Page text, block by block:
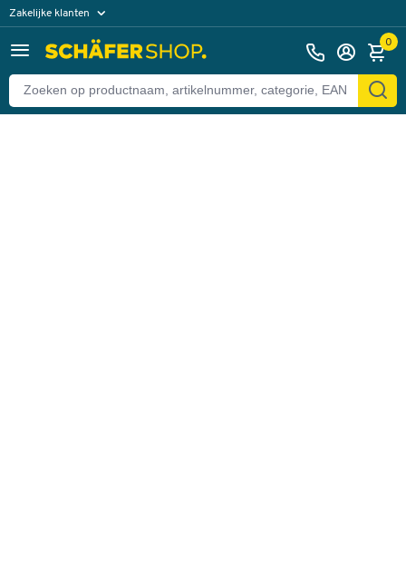
Zakelijke klanten
Particuliere klanten 0
Terug